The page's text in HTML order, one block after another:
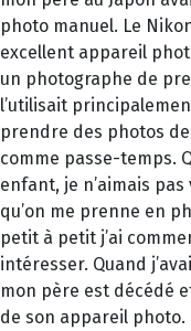
photo manuel. Le
excellent appareil
un photographe de
l’utilisait
prendre des photos
comme passe-temps.
enfant, je n’aimais
qu’on me prenne en
petit à petit j’ai
intéresser. Quand
mon père est décédé
de son appareil photo.